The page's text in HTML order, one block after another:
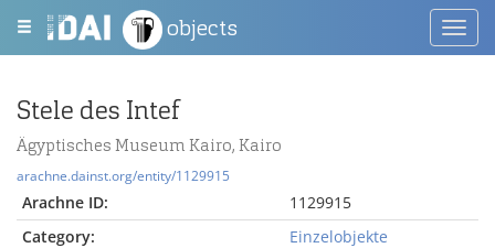
objects
Stele des Intef
Ägyptisches Museum Kairo, Kairo
arachne.dainst.org/entity/1129915
Arachne ID:
1129915
Category:
Einzelobjekte